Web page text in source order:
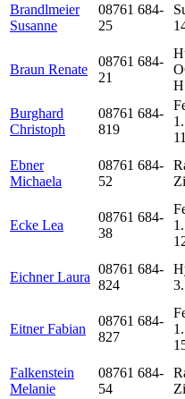
Brandlmeier
Susanne
08761 684-
25
Braun Renate
08761 684-
21
Burghard
Christoph
08761 684-
819
11
Ebner
Michaela
08761 684-
52
Ecke Lea
08761 684-
38
Eichner Laura
08761 684-
824
Eitner Fabian
08761 684-
827
Falkenstein
Melanie
08761 684-
54